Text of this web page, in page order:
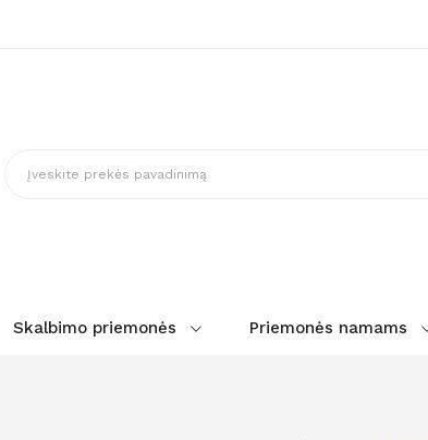
Skalbimo priemonės Priemonės namams